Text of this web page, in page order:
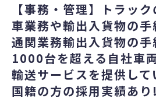
【事務・管理】トラッ
車業務や輸出入貨物の手
通関業務輸出入貨物の
1000台を超える自社車
輸送サービスを提供し
国籍の方の採用実績あり!